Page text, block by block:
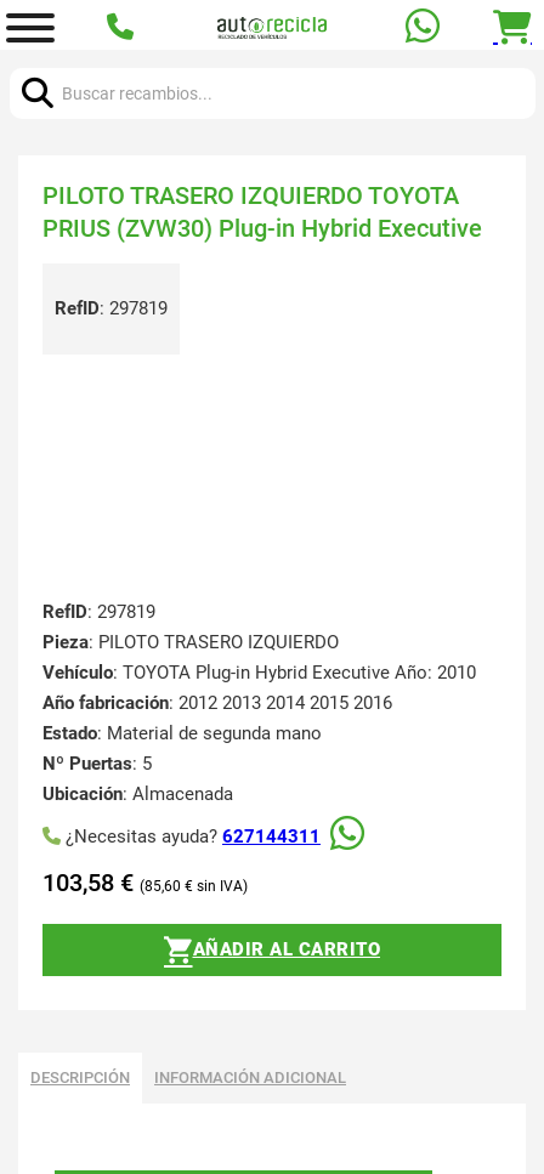
PILOTO TRASERO IZQUIERDO TOYOTA
PRIUS (ZVW30) Plug-in Hybrid Executive
RefID: 297819
RefID: 297819
Pieza: PILOTO TRASERO IZQUIERDO
Vehículo: TOYOTA Plug-in Hybrid Executive Año: 2010
Año fabricación: 2012 2013 2014 2015 2016
Estado: Material de segunda mano
Nº Puertas: 5
Ubicación: Almacenada
¿Necesitas ayuda? 627144311
103,58 € 85,60 €
AÑADIR AL CARRITO
DESCRIPCIÓN INFORMACIÓN ADICIONAL